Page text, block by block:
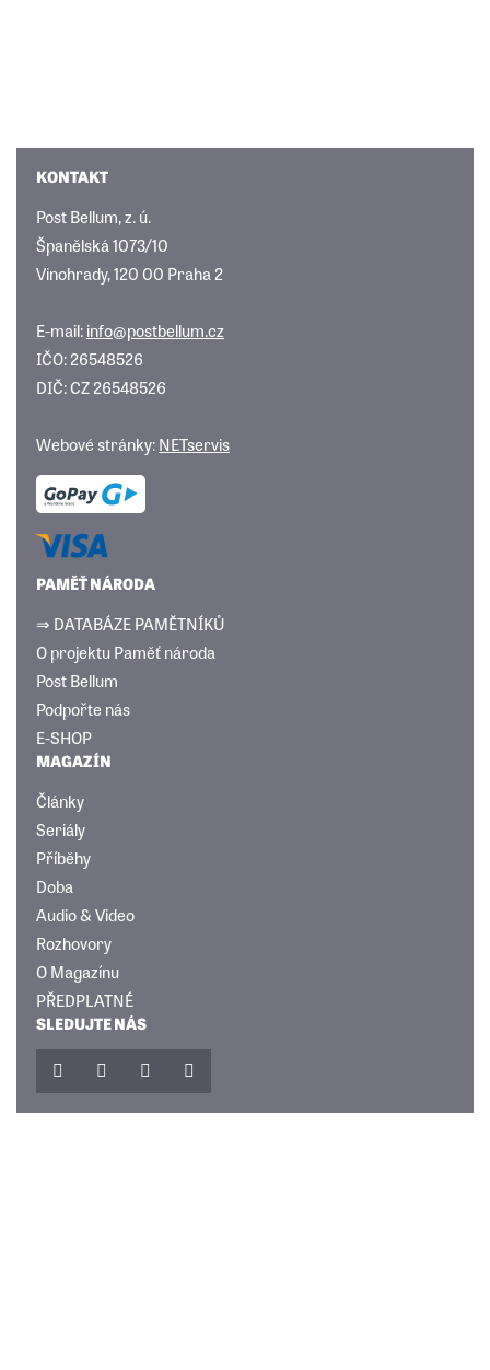
KONTAKT
Post Bellum, z. ú.
Španělská 1073/10
Vinohrady, 120 00 Praha 2
E-mail:info@postbellum.cz
IČO: 26548526
DIČ: CZ 26548526
Webové stránky:NETservis
PAMĚŤ NÁRODA
⇒ DATABÁZE PAMĚTNÍKŮ
O projektu Paměť národa
Post Bellum
Podpořte nás
E-SHOP
MAGAZÍN
Články
Seriály
Příběhy
Doba
Audio & Video
Rozhovory
O Magazínu
PŘEDPLATNÉ
SLEDUJTE NÁS